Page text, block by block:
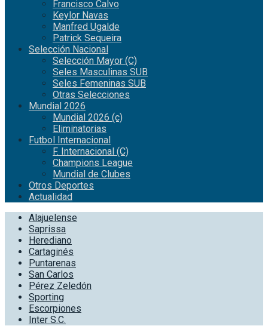
Francisco Calvo
Keylor Navas
Manfred Ugalde
Patrick Sequeira
Selección Nacional
Selección Mayor (C)
Seles Masculinas SUB
Seles Femeninas SUB
Otras Selecciones
Mundial 2026
Mundial 2026 (c)
Eliminatorias
Futbol Internacional
F. Internacional (C)
Champions League
Mundial de Clubes
Otros Deportes
Actualidad
Alajuelense
Saprissa
Herediano
Cartaginés
Puntarenas
San Carlos
Pérez Zeledón
Sporting
Escorpiones
Inter S.C.